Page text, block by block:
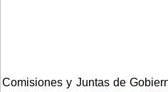
Comisiones y Juntas de